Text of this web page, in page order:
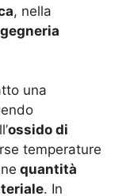
, nella
una
ossido di
temperature
quantità
. In